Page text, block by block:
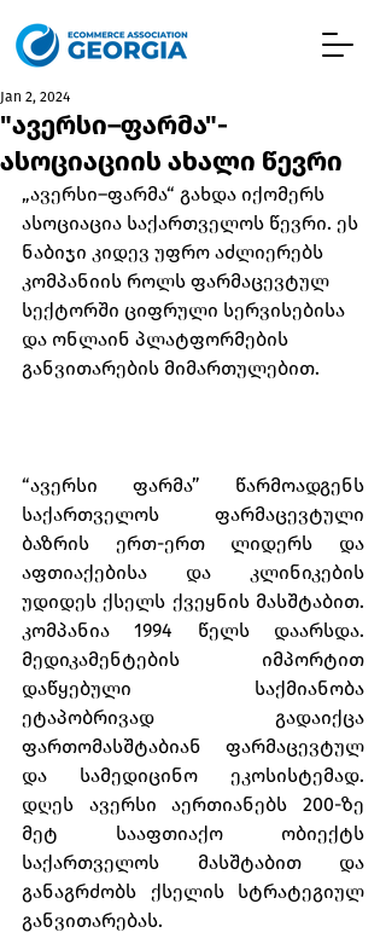
"ავერსი–ფარმა"-
ასოციაციის ახალი წევრი
Jan 2, 2024
„ავერსი–ფარმა“ გახდა იქომერს
ასოციაცია საქართველოს წევრი. ეს
ნაბიჯი კიდევ უფრო აძლიერებს
კომპანიის როლს ფარმაცევტულ
სექტორში ციფრული სერვისებისა
და ონლაინ პლატფორმების
განვითარების მიმართულებით.
“ავერსი ფარმა” წარმოადგენს
საქართველოს ფარმაცევტული
ბაზრის ერთ-ერთ ლიდერს და
აფთიაქებისა და კლინიკების
უდიდეს ქსელს ქვეყნის მასშტაბით.
კომპანია 1994 წელს დაარსდა.
მედიკამენტების იმპორტით
დაწყებული საქმიანობა
ეტაპობრივად გადაიქცა
ფართომასშტაბიან ფარმაცევტულ
და სამედიცინო ეკოსისტემად.
დღეს ავერსი აერთიანებს 200-ზე
მეტ სააფთიაქო ობიექტს
საქართველოს მასშტაბით და
განაგრძობს ქსელის სტრატეგიულ
განვითარებას.